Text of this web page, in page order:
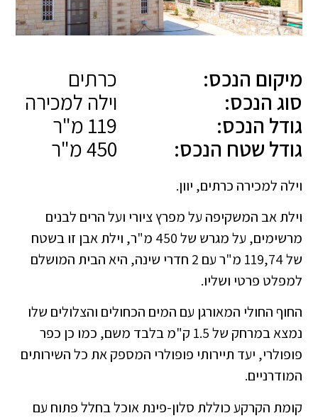
מיקום הנכס:
כרתים
סוג הנכס:
וילה למכירה
גודל הנכס:
גודל שטח הנכס:
וילה למכירה כרתים, יוון.
וילת אב המשקיפה על מפרץ ציורי ועל הרים לבנים
מרשימים, על מגרש של 450 מ"ר, וילת אבן זו בשטח
של 119,74 מ"ר עם 2 חדרי שינה, היא הבית המושלם
למפלט פרטי ושליו.
החוף החולי המאורגן עם המים הכחולים והצלולים שלו
נמצא במרחק של 1.5 ק"מ בלבד משם, כמו כן כפר
פופולרי, יעד תיירותי פופולרי המספק את כל השירותים
המודרניים.
קומת הקרקע כוללת סלון-פינת אוכל בחלל פתוח עם